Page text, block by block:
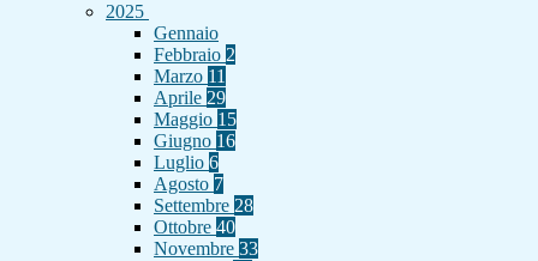
2025
Gennaio
Febbraio 2
Marzo 11
Aprile 29
Maggio 15
Giugno 16
Luglio 6
Agosto 7
Settembre 28
Ottobre 40
Novembre 33